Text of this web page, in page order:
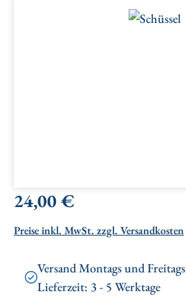
Bildergalerie überspringen
Regulärer Preis:
24,00 €
Preise inkl. MwSt. zzgl. Versandkosten
Versand Montags und Freitags
Lieferzeit: 3 - 5 Werktage